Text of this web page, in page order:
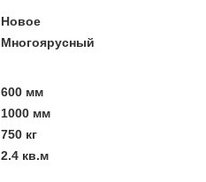
Новое
Многоярусный
600 мм
1000 мм
750 кг
2.4 кв.м